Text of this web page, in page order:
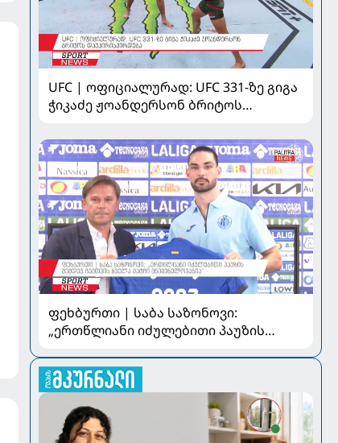
UFC | ოფიციალურად: UFC 331-ზე გიგა
ჭიკაძე ჟოანდერსონ ბრიტოს
ფეხბურთი | საბა საზონოვი:
„ერთწლიანი იძულებითი პაუზის
მნიშვნელოვანია“